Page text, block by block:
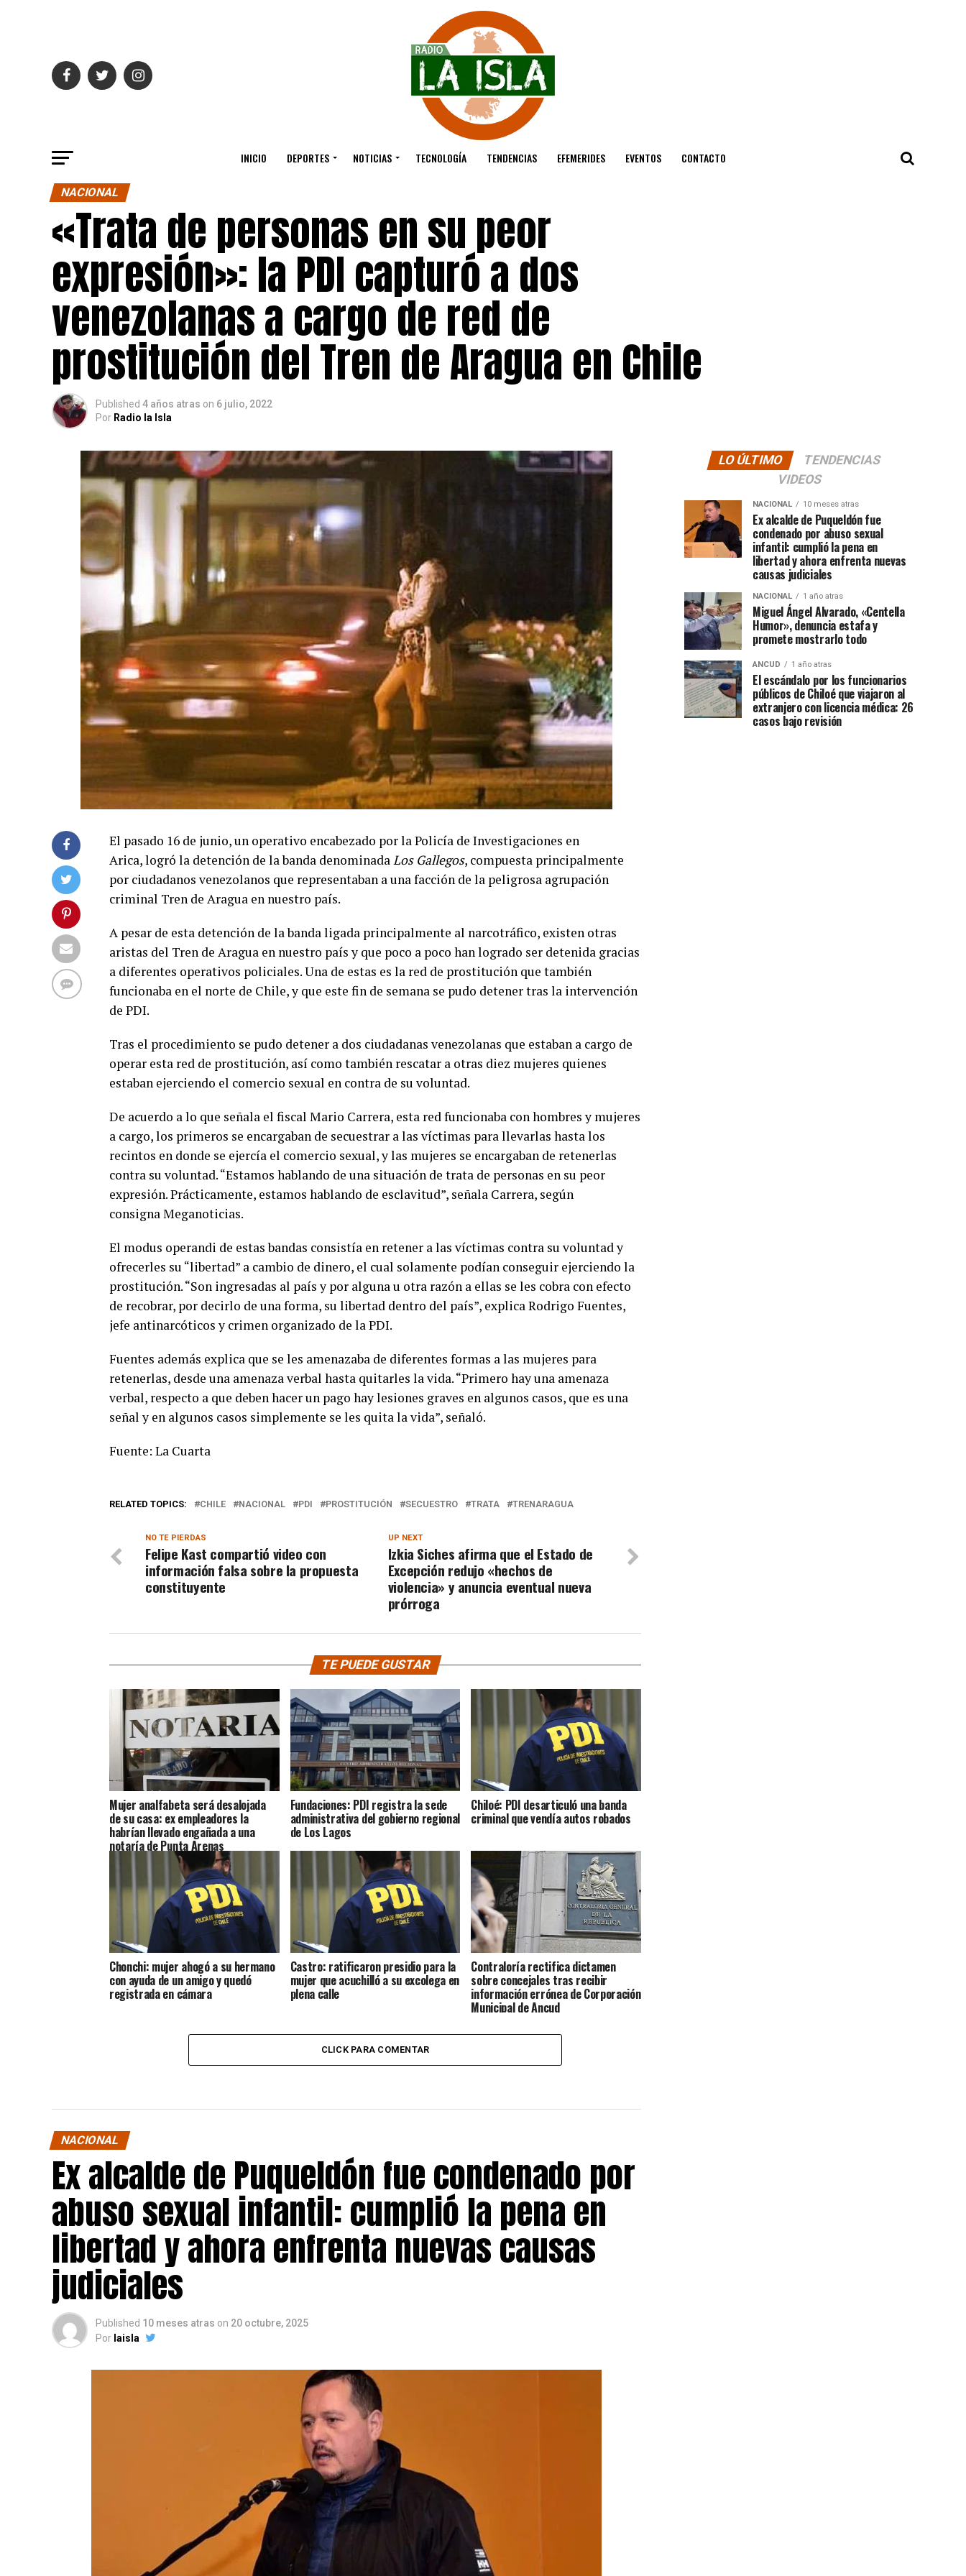
INICIO DEPORTES NOTICIAS TECNOLOGÍA TENDENCIAS EFEMERIDES EVENTOS CONTACTO
NACIONAL
«Trata de personas en su peor
expresión»: la PDI capturó a dos
venezolanas a cargo de red de
prostitución del Tren de Aragua en Chile
Published 4 años atras on 6 julio, 2022
Por Radio la Isla
El pasado 16 de junio, un operativo encabezado por la Policía de Investigaciones en
Arica, logró la detención de la banda denominadaLos Gallegos, compuesta principalmente
por ciudadanos venezolanos que representaban a una facción de la peligrosa agrupación
criminal Tren de Aragua en nuestro país.
A pesar de esta detención de la banda ligada principalmente al narcotráfico, existen otras
aristas del Tren de Aragua en nuestro país y que poco a poco han logrado ser detenida gracias
a diferentes operativos policiales. Una de estas es la red de prostitución que también
funcionaba en el norte de Chile, y que este fin de semana se pudo detener tras la intervención
de PDI.
Tras el procedimiento se pudo detener a dos ciudadanas venezolanas que estaban a cargo de
operar esta red de prostitución, así como también rescatar a otras diez mujeres quienes
estaban ejerciendo el comercio sexual en contra de su voluntad.
De acuerdo a lo que señala el fiscal Mario Carrera, esta red funcionaba con hombres y mujeres
a cargo, los primeros se encargaban de secuestrar a las víctimas para llevarlas hasta los
recintos en donde se ejercía el comercio sexual, y las mujeres se encargaban de retenerlas
contra su voluntad. “Estamos hablando de una situación de trata de personas en su peor
expresión. Prácticamente, estamos hablando de esclavitud”, señala Carrera, según
consigna Meganoticias.
El modus operandi de estas bandas consistía en retener a las víctimas contra su voluntad y
ofrecerles su “libertad” a cambio de dinero, el cual solamente podían conseguir ejerciendo la
prostitución. “Son ingresadas al país y por alguna u otra razón a ellas se les cobra con efecto
de recobrar, por decirlo de una forma, su libertad dentro del país”, explica Rodrigo Fuentes,
jefe antinarcóticos y crimen organizado de la PDI.
Fuentes además explica que se les amenazaba de diferentes formas a las mujeres para
retenerlas, desde una amenaza verbal hasta quitarles la vida. “Primero hay una amenaza
verbal, respecto a que deben hacer un pago hay lesiones graves en algunos casos, que es una
señal y en algunos casos simplemente se les quita la vida”, señaló.
Fuente: La Cuarta
RELATED TOPICS: CHILE NACIONAL PDI PROSTITUCIÓN SECUESTRO TRATA TRENARAGUA
UP NEXT
Izkia Siches afirma que el Estado de
Excepción redujo «hechos de
violencia» y anuncia eventual nueva
prórroga
NO TE PIERDAS
Felipe Kast compartió video con
información falsa sobre la propuesta
constituyente
TE PUEDE GUSTAR
Mujer analfabeta será desalojada
de su casa: ex empleadores la
habrían llevado engañada a una
notaría de Punta Arenas
Fundaciones: PDI registra la sede
administrativa del gobierno regional
de Los Lagos
Chiloé: PDI desarticuló una banda
criminal que vendía autos robados
Chonchi: mujer ahogó a su hermano
con ayuda de un amigo y quedó
registrada en cámara
Castro: ratificaron presidio para la
mujer que acuchilló a su excolega en
plena calle
Contraloría rectifica dictamen
sobre concejales tras recibir
información errónea de Corporación
Municipal de Ancud
CLICK PARA COMENTAR
NACIONAL
Ex alcalde de Puqueldón fue condenado por
abuso sexual infantil: cumplió la pena en
libertad y ahora enfrenta nuevas causas
judiciales
Published 10 meses atras on 20 octubre, 2025
Por laisla
LO ÚLTIMO
TENDENCIAS
VIDEOS
NACIONAL 10 meses atras
Ex alcalde de Puqueldón fue
condenado por abuso sexual
infantil: cumplió la pena en
libertad y ahora enfrenta nuevas
causas judiciales
NACIONAL 1 año atras
Miguel Ángel Alvarado, «Centella
Humor», denuncia estafa y
promete mostrarlo todo
ANCUD 1 año atras
El escándalo por los funcionarios
públicos de Chiloé que viajaron al
extranjero con licencia médica: 26
casos bajo revisión